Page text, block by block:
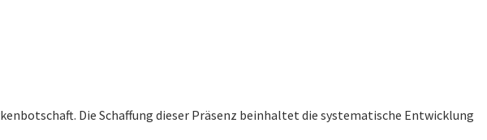
Die Schaffung dieser Präsenz beinhaltet die systematische Entwicklung